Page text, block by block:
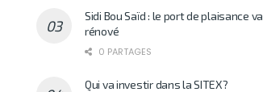
Sidi Bou Saïd : le port de plaisance
rénové
0 PARTAGES
Qui va investir dans la SITEX?